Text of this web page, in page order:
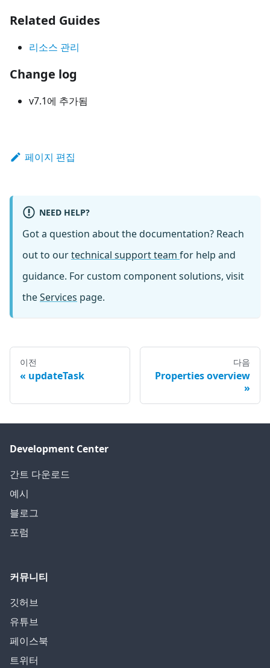
Related Guides
리소스 관리
Change log
v7.1에 추가됨
페이지 편집
NEED HELP?
Got a question about the documentation? Reach
out to ourtechnical support team for help and
guidance. For custom component solutions, visit
theServices page.
이전
updateTask
다음
Properties overview
Development Center
간트 다운로드
예시
블로그
포럼
커뮤니티
깃허브
유튜브
페이스북
트위터